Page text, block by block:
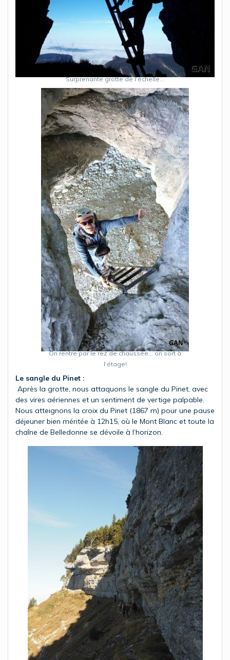
Surprenante grotte de l’échelle…
On rentre par le rez de chaussée… on sort à
l’étage!
Le sangle du Pinet :
Après la grotte, nous attaquons le sangle du Pinet, avec
des vires aériennes et un sentiment de vertige palpable.
Nous atteignons la croix du Pinet (1867 m) pour une pause
déjeuner bien méritée à 12h15, où le Mont Blanc et toute la
chaîne de Belledonne se dévoile à l’horizon.